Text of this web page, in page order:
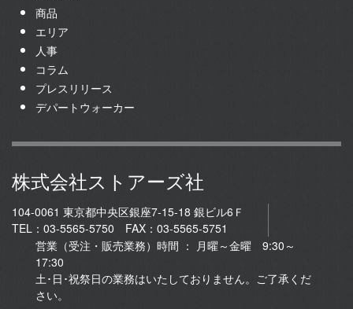
商品
エリア
人事
コラム
プレスリリース
デパートウォーカー
株式会社ストアーズ社
104-0061 東京都中央区銀座7-15-18 銀ビル6Ｆ
TEL：03-5565-5750 FAX：03-5565-5751
営業（受注・販売業務）時間 ： 月曜～金曜 9:30～
17:30
土･日･祝祭日の業務はいたしておりません。ご了承くだ
さい。